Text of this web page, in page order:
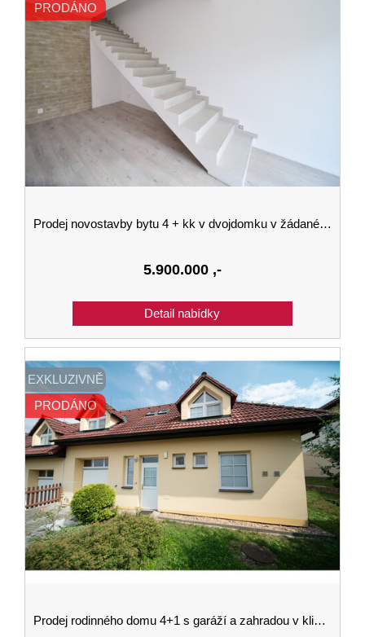
PRODÁNO
Prodej novostavby bytu 4 + kk v dvojdomku v žádané čtvrti na Kodetce - Hlincova Hora
5.900.000 ,-
EXKLUZIVNĚ
PRODÁNO
Prodej rodinného domu 4+1 s garáží a zahradou v klidné lokalitě v Hluboké nad Vltavou